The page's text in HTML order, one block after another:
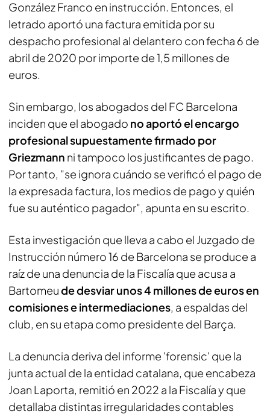
González Franco en instrucción. Entonces, el
letrado aportó una factura emitida por su
despacho profesional al delantero con fecha 6 de
abril de 2020 por importe de 1,5 millones de
euros.
Sin embargo, los abogados del FC Barcelona
inciden que el abogado no aportó el encargo
profesional supuestamente firmado por
Griezmann ni tampoco los justificantes de pago.
Por tanto, "se ignora cuándo se verificó el pago de
la expresada factura, los medios de pago y quién
fue su auténtico pagador", apunta en su escrito.
Esta investigación que lleva a cabo el Juzgado de
Instrucción número 16 de Barcelona se produce a
raíz de una denuncia de la Fiscalía que acusa a
Bartomeude desviar unos 4 millones de euros en
comisiones e intermediaciones, a espaldas del
club, en su etapa como presidente del Barça.
La denuncia deriva del informe 'forensic' que la
junta actual de la entidad catalana, que encabeza
Joan Laporta, remitió en 2022 a la Fiscalía y que
detallaba distintas irregularidades contables